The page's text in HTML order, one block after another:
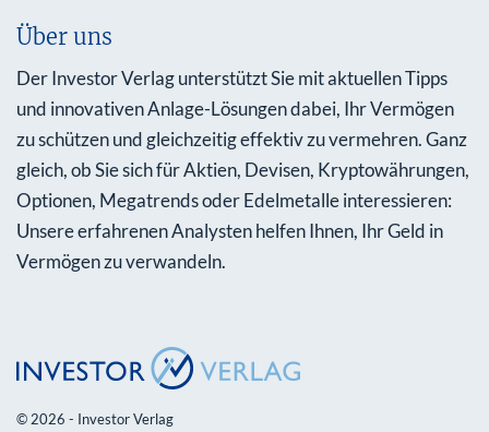
Über uns
Der Investor Verlag unterstützt Sie mit aktuellen Tipps
und innovativen Anlage-Lösungen dabei, Ihr Vermögen
zu schützen und gleichzeitig effektiv zu vermehren. Ganz
gleich, ob Sie sich für Aktien, Devisen, Kryptowährungen,
Optionen, Megatrends oder Edelmetalle interessieren:
Unsere erfahrenen Analysten helfen Ihnen, Ihr Geld in
Vermögen zu verwandeln.
© 2026 - Investor Verlag